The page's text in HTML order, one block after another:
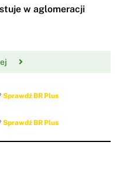
w aglomeracji
Sprawdź BR Plus
Sprawdź BR Plus